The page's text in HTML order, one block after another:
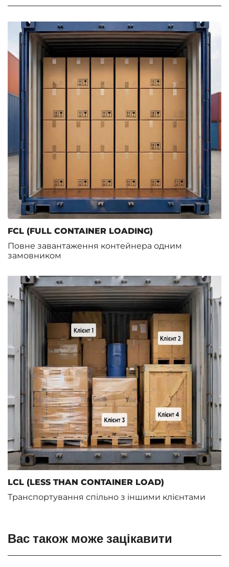
FCL (FULL CONTAINER LOADING)
Повне завантаження контейнера одним
замовником
LCL (LESS THAN CONTAINER LOAD)
Транспортування спільно з іншими клієнтами
Вас також може зацікавити